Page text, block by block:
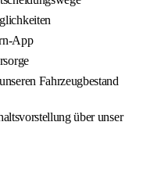
App
Fahrzeugbestand
über unser